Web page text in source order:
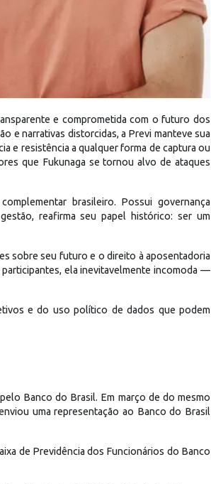
e comprometida com o futuro dos
e narrativas distorcidas, a Previ manteve sua
e resistência a qualquer forma de captura ou
que Fukunaga se tornou alvo de ataques
brasileiro. Possui governança
reafirma seu papel histórico: ser um
sobre seu futuro e o direito à aposentadoria
ela inevitavelmente incomoda —
e do uso político de dados que podem
Banco do Brasil. Em março de do mesmo
uma representação ao Banco do Brasil
de Previdência dos Funcionários do Banco